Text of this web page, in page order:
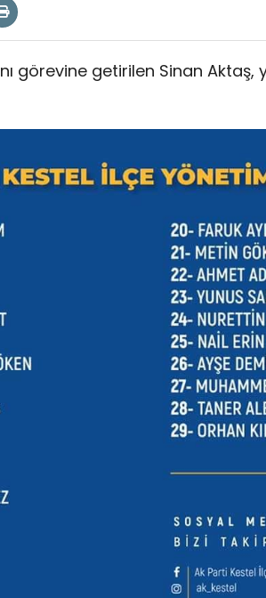
görevine getirilen Sinan